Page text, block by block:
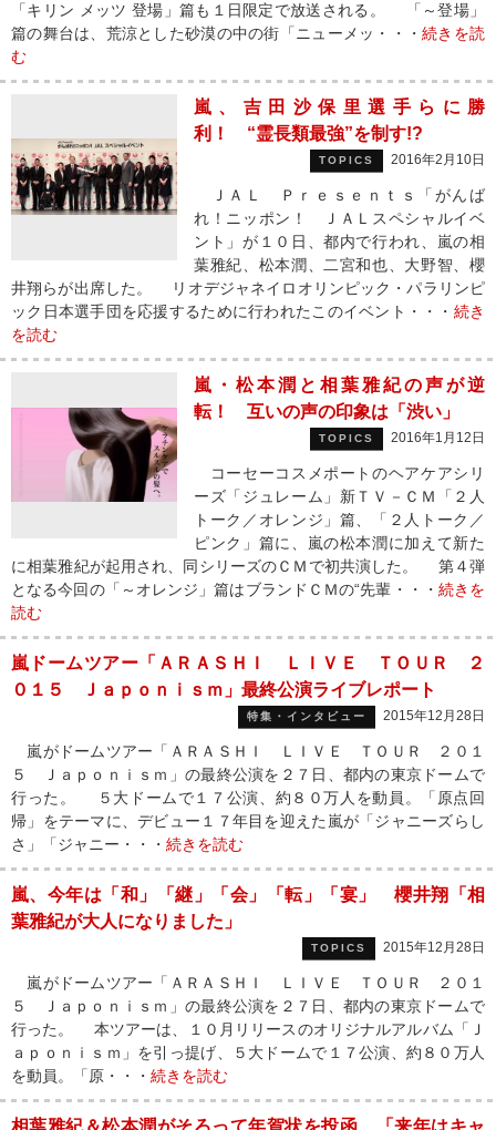
「キリン メッツ 登場」篇も１日限定で放送される。 「～登場」
篇の舞台は、荒涼とした砂漠の中の街「ニューメッ・・・続きを読
む
嵐、吉田沙保里選手らに勝
利！ “霊長類最強”を制す!?
TOPICS 2016年2月10日
ＪＡＬ Ｐｒｅｓｅｎｔｓ「がんば
れ！ニッポン！ ＪＡＬスペシャルイベ
ント」が１０日、都内で行われ、嵐の相
葉雅紀、松本潤、二宮和也、大野智、櫻
井翔らが出席した。 リオデジャネイロオリンピック・パラリンピ
ック日本選手団を応援するために行われたこのイベント・・・ 続き
を読む
嵐・松本潤と相葉雅紀の声が逆
転！ 互いの声の印象は「渋い」
TOPICS 2016年1月12日
コーセーコスメポートのヘアケアシリ
ーズ「ジュレーム」新ＴＶ－ＣＭ「２人
トーク／オレンジ」篇、「２人トーク／
ピンク」篇に、嵐の松本潤に加えて新た
に相葉雅紀が起用され、同シリーズのＣＭで初共演した。 第４弾
となる今回の「～オレンジ」篇はブランドＣＭの“先輩・・・ 続きを
読む
嵐ドームツアー「ＡＲＡＳＨＩ ＬＩＶＥ ＴＯＵＲ ２
０１５ Ｊａｐｏｎｉｓｍ」最終公演ライブレポート
特集・インタビュー 2015年12月28日
嵐がドームツアー「ＡＲＡＳＨＩ ＬＩＶＥ ＴＯＵＲ ２０１
５ Ｊａｐｏｎｉｓｍ」の最終公演を２７日、都内の東京ドームで
行った。 ５大ドームで１７公演、約８０万人を動員。「原点回
帰」をテーマに、デビュー１７年目を迎えた嵐が「ジャニーズらし
さ」「ジャニー・・・ 続きを読む
嵐、今年は「和」「継」「会」「転」「宴」 櫻井翔「相
葉雅紀が大人になりました」
TOPICS 2015年12月28日
嵐がドームツアー「ＡＲＡＳＨＩ ＬＩＶＥ ＴＯＵＲ ２０１
５ Ｊａｐｏｎｉｓｍ」の最終公演を２７日、都内の東京ドームで
行った。 本ツアーは、１０月リリースのオリジナルアルバム「Ｊ
ａｐｏｎｉｓｍ」を引っ提げ、５大ドームで１７公演、約８０万人
を動員。「原・・・ 続きを読む
相葉雅紀＆松本潤がそろって年賀状を投函 「来年はキャ